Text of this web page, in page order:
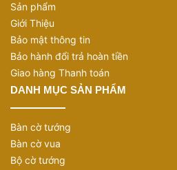
Sản phẩm
Giới Thiệu
Bảo mật thông tin
Bảo hành đổi trả hoàn tiền
Giao hàng Thanh toán
DANH MỤC SẢN PHẨM
Bàn cờ tướng
Bàn cờ vua
Bộ cờ tướng